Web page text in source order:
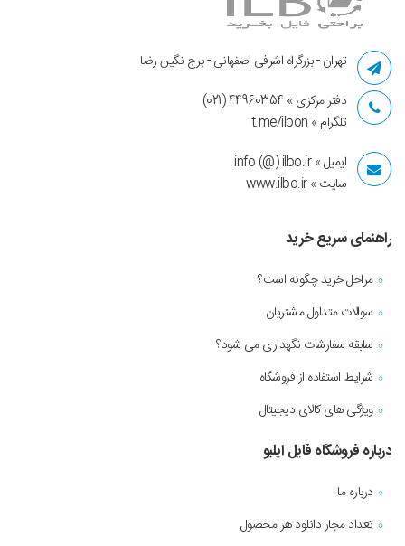
تهران - بزرگراه اشرفی اصفهانی - برج نگین رضا
دفتر مرکزی » 44960354 (021)
تلگرام » t.me/ilbon
ایمیل » info (@) ilbo.ir
سایت » www.ilbo.ir
راهنمای سریع خرید
مراحل خرید چگونه است؟
سوالات متداول مشتریان
سابقه سفارشات نگهداری می شود؟
شرایط استفاده از فروشگاه
ویژگی های کالای دیجیتال
درباره فروشگاه فایل ایلبو
درباره ما
تعداد مجاز دانلود هر محصول